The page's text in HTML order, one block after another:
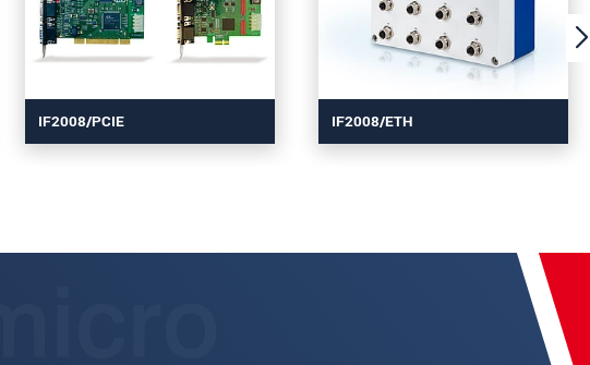
IF2008/PCIE IF2008/ETH